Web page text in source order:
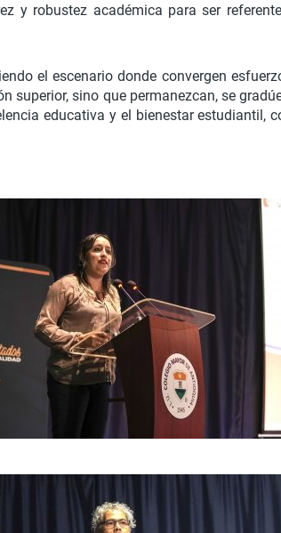
y robustez académica para ser
el escenario donde convergen
superior, sino que permanezcan, se
educativa y el bienestar estudiantil,